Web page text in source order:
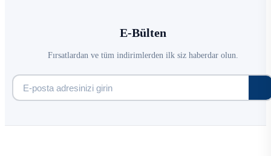
E-Bülten
Fırsatlardan ve tüm indirimlerden ilk siz haberdar olun.